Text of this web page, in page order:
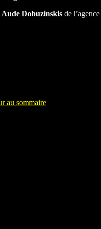
Aude Dobuzinskisde l’agence
au sommaire